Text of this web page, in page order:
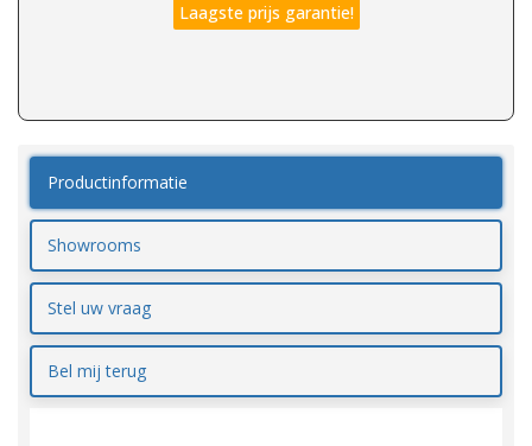
Laagste prijs garantie!
Productinformatie
Showrooms
Stel uw vraag
Bel mij terug